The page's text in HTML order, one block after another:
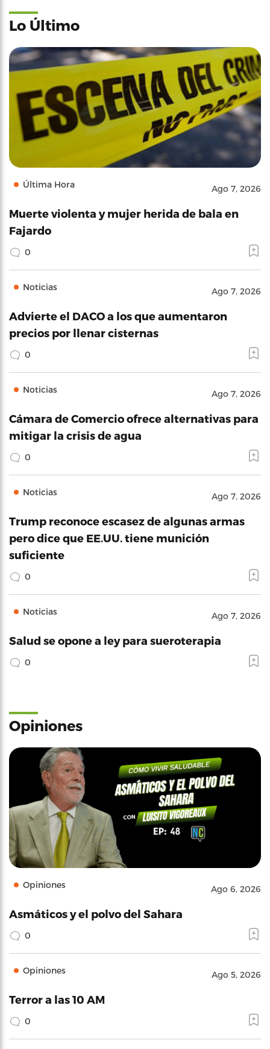
Lo Último
Última Hora Ago 7, 2026
Muerte violenta y mujer herida de bala en
Fajardo
0
Noticias Ago 7, 2026
Advierte el DACO a los que aumentaron
precios por llenar cisternas
0
Noticias Ago 7, 2026
Cámara de Comercio ofrece alternativas para
mitigar la crisis de agua
0
Noticias Ago 7, 2026
Trump reconoce escasez de algunas armas
pero dice que EE.UU. tiene munición
suficiente
0
Noticias Ago 7, 2026
Salud se opone a ley para sueroterapia
0
Opiniones
Opiniones Ago 6, 2026
Asmáticos y el polvo del Sahara
0
Opiniones Ago 5, 2026
Terror a las 10 AM
0